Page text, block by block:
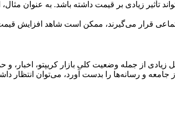
تأثیر زیادی بر قیمت داشته باشد. به عنوان
قرار می‌گیرند، ممکن است شاهد افزایش
زیادی از جمله وضعیت کلی بازار کریپتو، اخبار،
جامعه و رسانه‌ها را بدست آورد، می‌توان انتظار